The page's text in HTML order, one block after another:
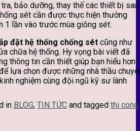
bảo dưỡng, thay thế các thiết bị sau
sét cần được thực hiện thường
1 lần vào trước mùa giông sét.
đặt hệ thống chống sét cũng như
chữa hệ thống. Hy vọng bài viết đã
thông tin cần thiết giúp bạn hiểu hơn
lựa chọn được những nhà thầu
nghiệm cùng đội ngũ kỹ sư lành
in BLOG, TIN TỨC and tagged thi cong